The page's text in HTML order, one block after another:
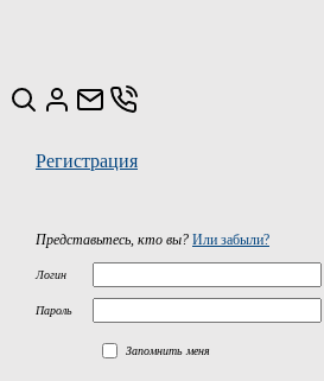
Регистрация
Представьтесь, кто вы? Или забыли?
Логин
Пароль
Запомнить меня